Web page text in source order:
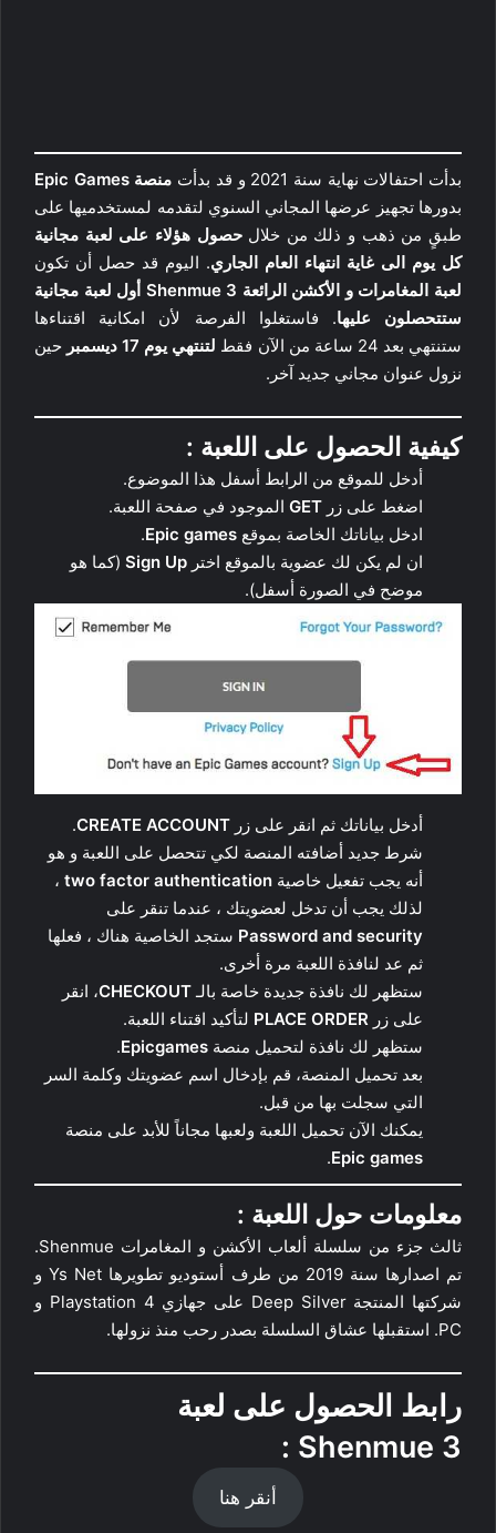
بدأت احتفالات نهاية سنة 2021 و قد بدأت
منصة Epic Games
بدورها تجهيز عرضها المجاني السنوي لتقدمه لمستخدميها على
طبقٍ من ذهب و ذلك من خلالحصول هؤلاء على لعبة مجانية
كل يوم الى غاية انتهاء العام الجاري. اليوم قد حصل أن تكون
لعبة المغامرات و الأكشن الرائعة Shenmue 3 أول لعبة مجانية
ستتحصلون عليها. فاستغلوا الفرصة لأن امكانية اقتناءها
ستنتهي بعد 24 ساعة من الآن فقط
لتنتهي يوم 17 ديسمبر
حين
نزول عنوان مجاني جديد آخر.
كيفية الحصول على اللعبة :
أدخل للموقع من الرابط أسفل هذا الموضوع.
اضغط على زر GET الموجود في صفحة اللعبة.
ادخل بياناتك الخاصة بموقع Epic games
.
ان لم يكن لك عضوية بالموقع اختر Sign Up (كما هو
موضح في الصورة أسفل).
أدخل بياناتك ثم انقر على زر CREATE ACCOUNT
.
شرط جديد أضافته المنصة لكي تتحصل على اللعبة و هو
أنه يجب تفعيل خاصية two factor authentication ،
لذلك يجب أن تدخل لعضويتك ، عندما تنقر على
Password and security ستجد الخاصية هناك ، فعلها
ثم عد لنافذة اللعبة مرة أخرى.
ستظهر لك نافذة جديدة خاصة بالـCHECKOUT، انقر
على زر PLACE ORDER لتأكيد اقتناء اللعبة.
ستظهر لك نافذة لتحميل منصة Epicgames
.
بعد تحميل المنصة، قم بإدخال اسم عضويتك وكلمة السر
التي سجلت بها من قبل.
يمكنك الآن تحميل اللعبة ولعبها مجاناً للأبد على منصة
Epic games
.
معلومات حول اللعبة :
ثالث جزء من سلسلة ألعاب الأكشن و المغامرات Shenmue.
تم اصدارها سنة 2019 من طرف أستوديو تطويرها Ys Net و
شركتها المنتجة Deep Silver على جهازي Playstation 4 و
PC. استقبلها عشاق السلسلة بصدر رحب منذ نزولها.
رابط الحصول على لعبة
Shenmue 3
:
أنقر هنا